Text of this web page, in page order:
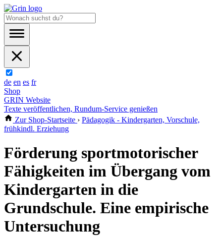
de en es fr
Shop
GRIN Website
Texte veröffentlichen, Rundum-Service genießen
Zur Shop-Startseite › Pädagogik - Kindergarten, Vorschule,
frühkindl. Erziehung
Förderung sportmotorischer
Fähigkeiten im Übergang vom
Kindergarten in die
Grundschule. Eine empirische
Untersuchung